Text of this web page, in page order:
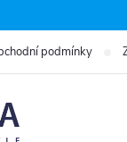
podmínky